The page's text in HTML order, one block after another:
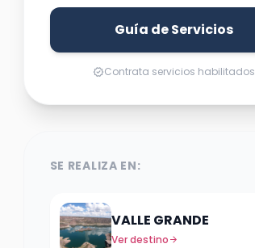
Guía de Servicios
verifiedContrata servicios habilitados
SE REALIZA EN:
VALLE GRANDE
Ver destino arrow_forward